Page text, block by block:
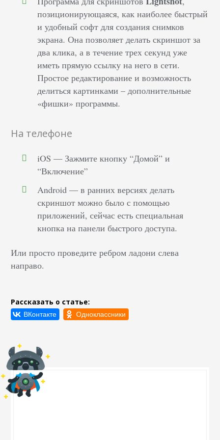
позиционирующаяся, как наиболее быстрый
и удобный софт для создания снимков
экрана. Она позволяет делать скриншот за
два клика, а в течение трех секунд уже
иметь прямую ссылку на него в сети.
Простое редактирование и возможность
делиться картинками – дополнительные
«фишки» программы.
На телефоне
iOS — Зажмите кнопку “Домой” и
“Включение”
Android — в ранних версиях делать
скриншот можно было с помощью
приложений, сейчас есть специальная
кнопка на панели быстрого доступа.
Или просто проведите ребром ладони слева
направо.
Рассказать о статье: